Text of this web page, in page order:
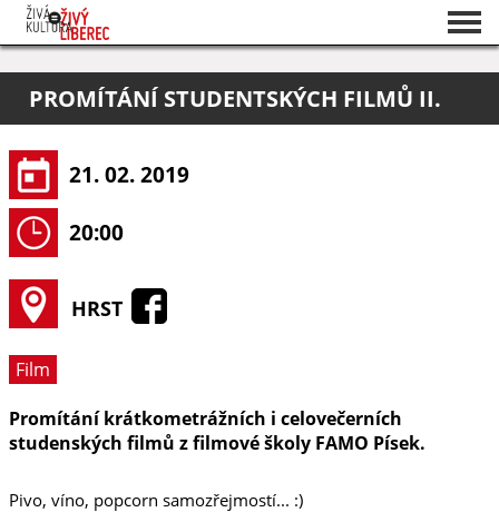
O projektu
Pořadatelé
PROMÍTÁNÍ STUDENTSKÝCH FILMŮ II.
21. 02. 2019
20:00
HRST
Film
Promítání krátkometrážních i celovečerních
studenských filmů z filmové školy FAMO Písek.
Pivo, víno, popcorn samozřejmostí... :)